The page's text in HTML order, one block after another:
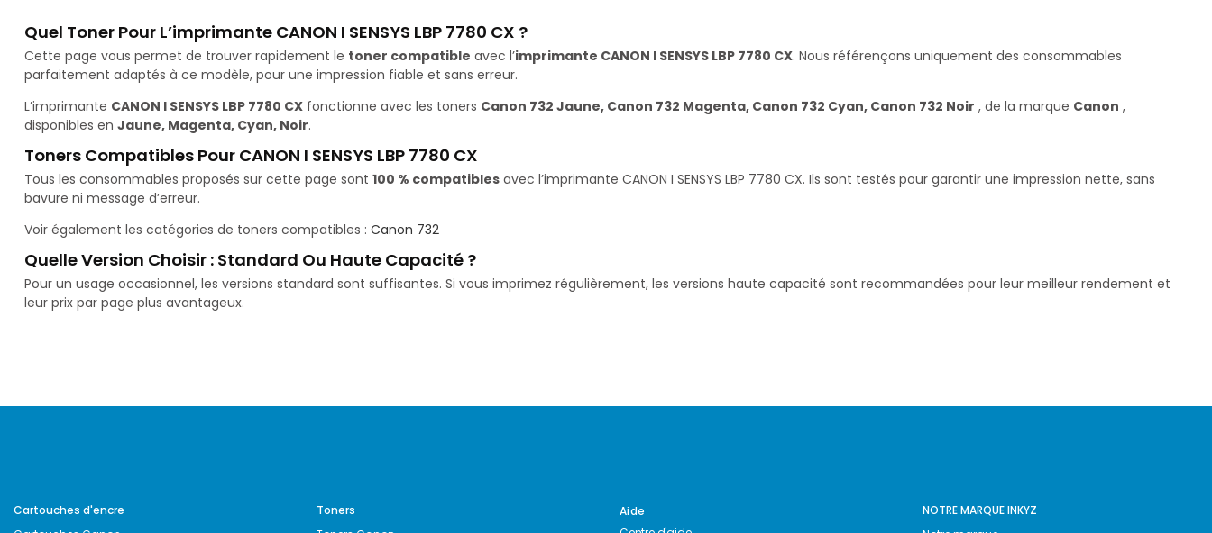
Quel Toner Pour L’imprimante CANON I SENSYS LBP 7780 CX ?
Cette page vous permet de trouver rapidement le toner compatible avec l’imprimante CANON I SENSYS LBP 7780 CX. Nous référençons uniquement des consommables
parfaitement adaptés à ce modèle, pour une impression fiable et sans erreur.
L’imprimante CANON I SENSYS LBP 7780 CX fonctionne avec les toners Canon 732 Jaune, Canon 732 Magenta, Canon 732 Cyan, Canon 732 Noir , de la marque Canon ,
disponibles en Jaune, Magenta, Cyan, Noir.
Toners Compatibles Pour CANON I SENSYS LBP 7780 CX
Tous les consommables proposés sur cette page sont 100 % compatibles avec l’imprimante CANON I SENSYS LBP 7780 CX. Ils sont testés pour garantir une impression nette, sans
bavure ni message d’erreur.
Voir également les catégories de toners compatibles : Canon 732
Quelle Version Choisir : Standard Ou Haute Capacité ?
Pour un usage occasionnel, les versions standard sont suffisantes. Si vous imprimez régulièrement, les versions haute capacité sont recommandées pour leur meilleur rendement et
leur prix par page plus avantageux.
Cartouches d'encre
Toners
Aide
NOTRE MARQUE INKYZ